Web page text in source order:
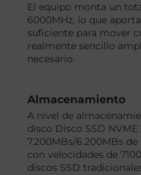
El equipo monta un
6000MHz, lo que
suficiente para mover
realmente sencillo
necesario.
Almacenamiento
A nivel de
disco Disco SSD
7.200MBs/6.200MBs
con velocidades de
discos SSD